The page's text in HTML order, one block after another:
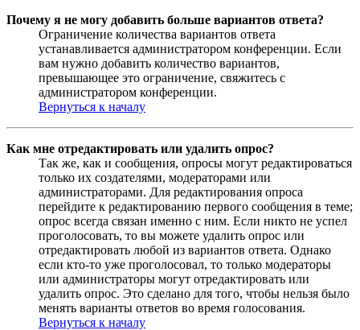
Почему я не могу добавить больше вариантов ответа?
Ограничение количества вариантов ответа
устанавливается администратором конференции. Если
вам нужно добавить количество вариантов,
превышающее это ограничение, свяжитесь с
администратором конференции.
Вернуться к началу
Как мне отредактировать или удалить опрос?
Так же, как и сообщения, опросы могут редактироваться
только их создателями, модераторами или
администраторами. Для редактирования опроса
перейдите к редактированию первого сообщения в теме;
опрос всегда связан именно с ним. Если никто не успел
проголосовать, то вы можете удалить опрос или
отредактировать любой из вариантов ответа. Однако
если кто-то уже проголосовал, то только модераторы
или администраторы могут отредактировать или
удалить опрос. Это сделано для того, чтобы нельзя было
менять варианты ответов во время голосования.
Вернуться к началу